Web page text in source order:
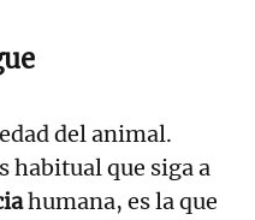
del animal.
habitual que siga a
humana, es la que